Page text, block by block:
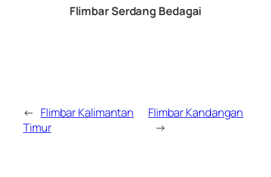
Flimbar Serdang Bedagai
← Flimbar Kalimantan
Timur
Flimbar Kandangan
→